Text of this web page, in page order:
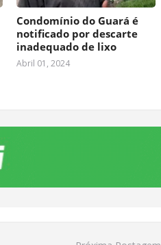
Condomínio do Guará é
notificado por descarte
inadequado de lixo
Abril 01, 2024